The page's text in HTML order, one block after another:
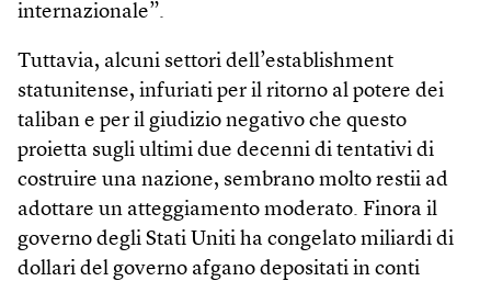
internazionale”.
Tuttavia, alcuni settori dell’establish­ment
statunitense, infuriati per il ritorno al potere dei
taliban e per il giudizio negativo che questo
proietta sugli ultimi due decenni di tentativi di
costruire una nazione, sembrano molto restii ad
adottare un atteggiamento moderato. Finora il
governo degli Stati Uniti ha congelato miliardi di
dollari del governo afgano depositati in conti